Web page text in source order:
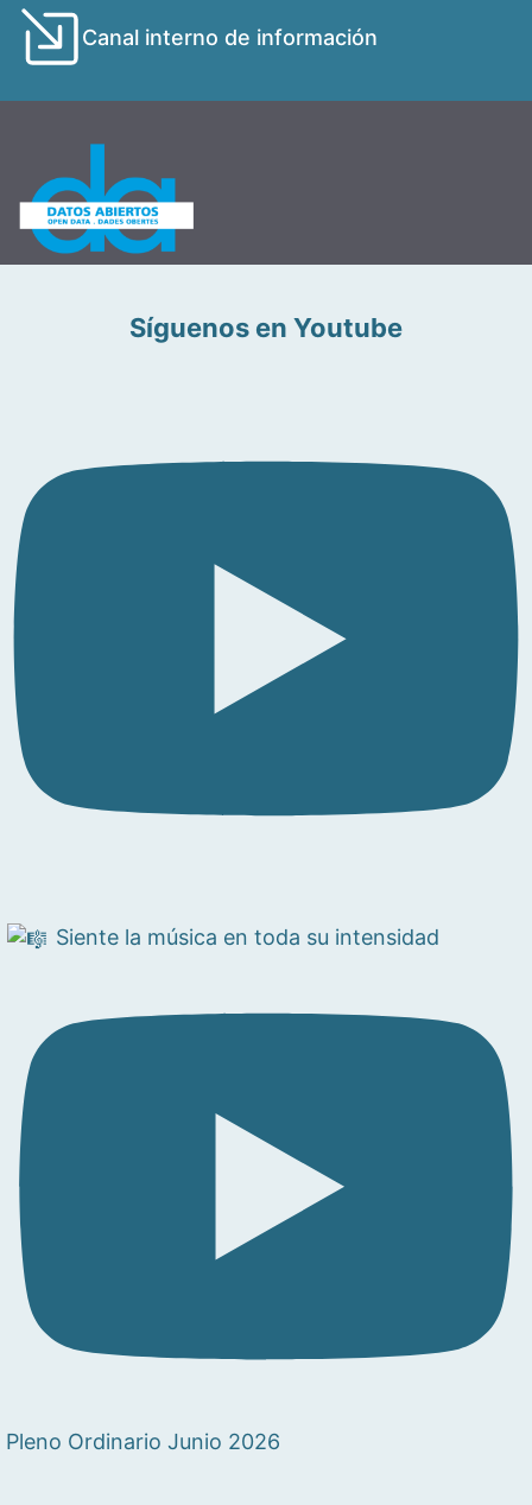
Canal interno de información
Síguenos en Youtube
Siente la música en toda su intensidad
Pleno Ordinario Junio 2026